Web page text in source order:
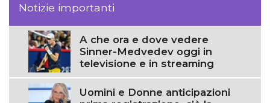
Notizie importanti
A che ora e dove vedere
Sinner-Medvedev oggi in
televisione e in streaming
Uomini e Donne anticipazioni